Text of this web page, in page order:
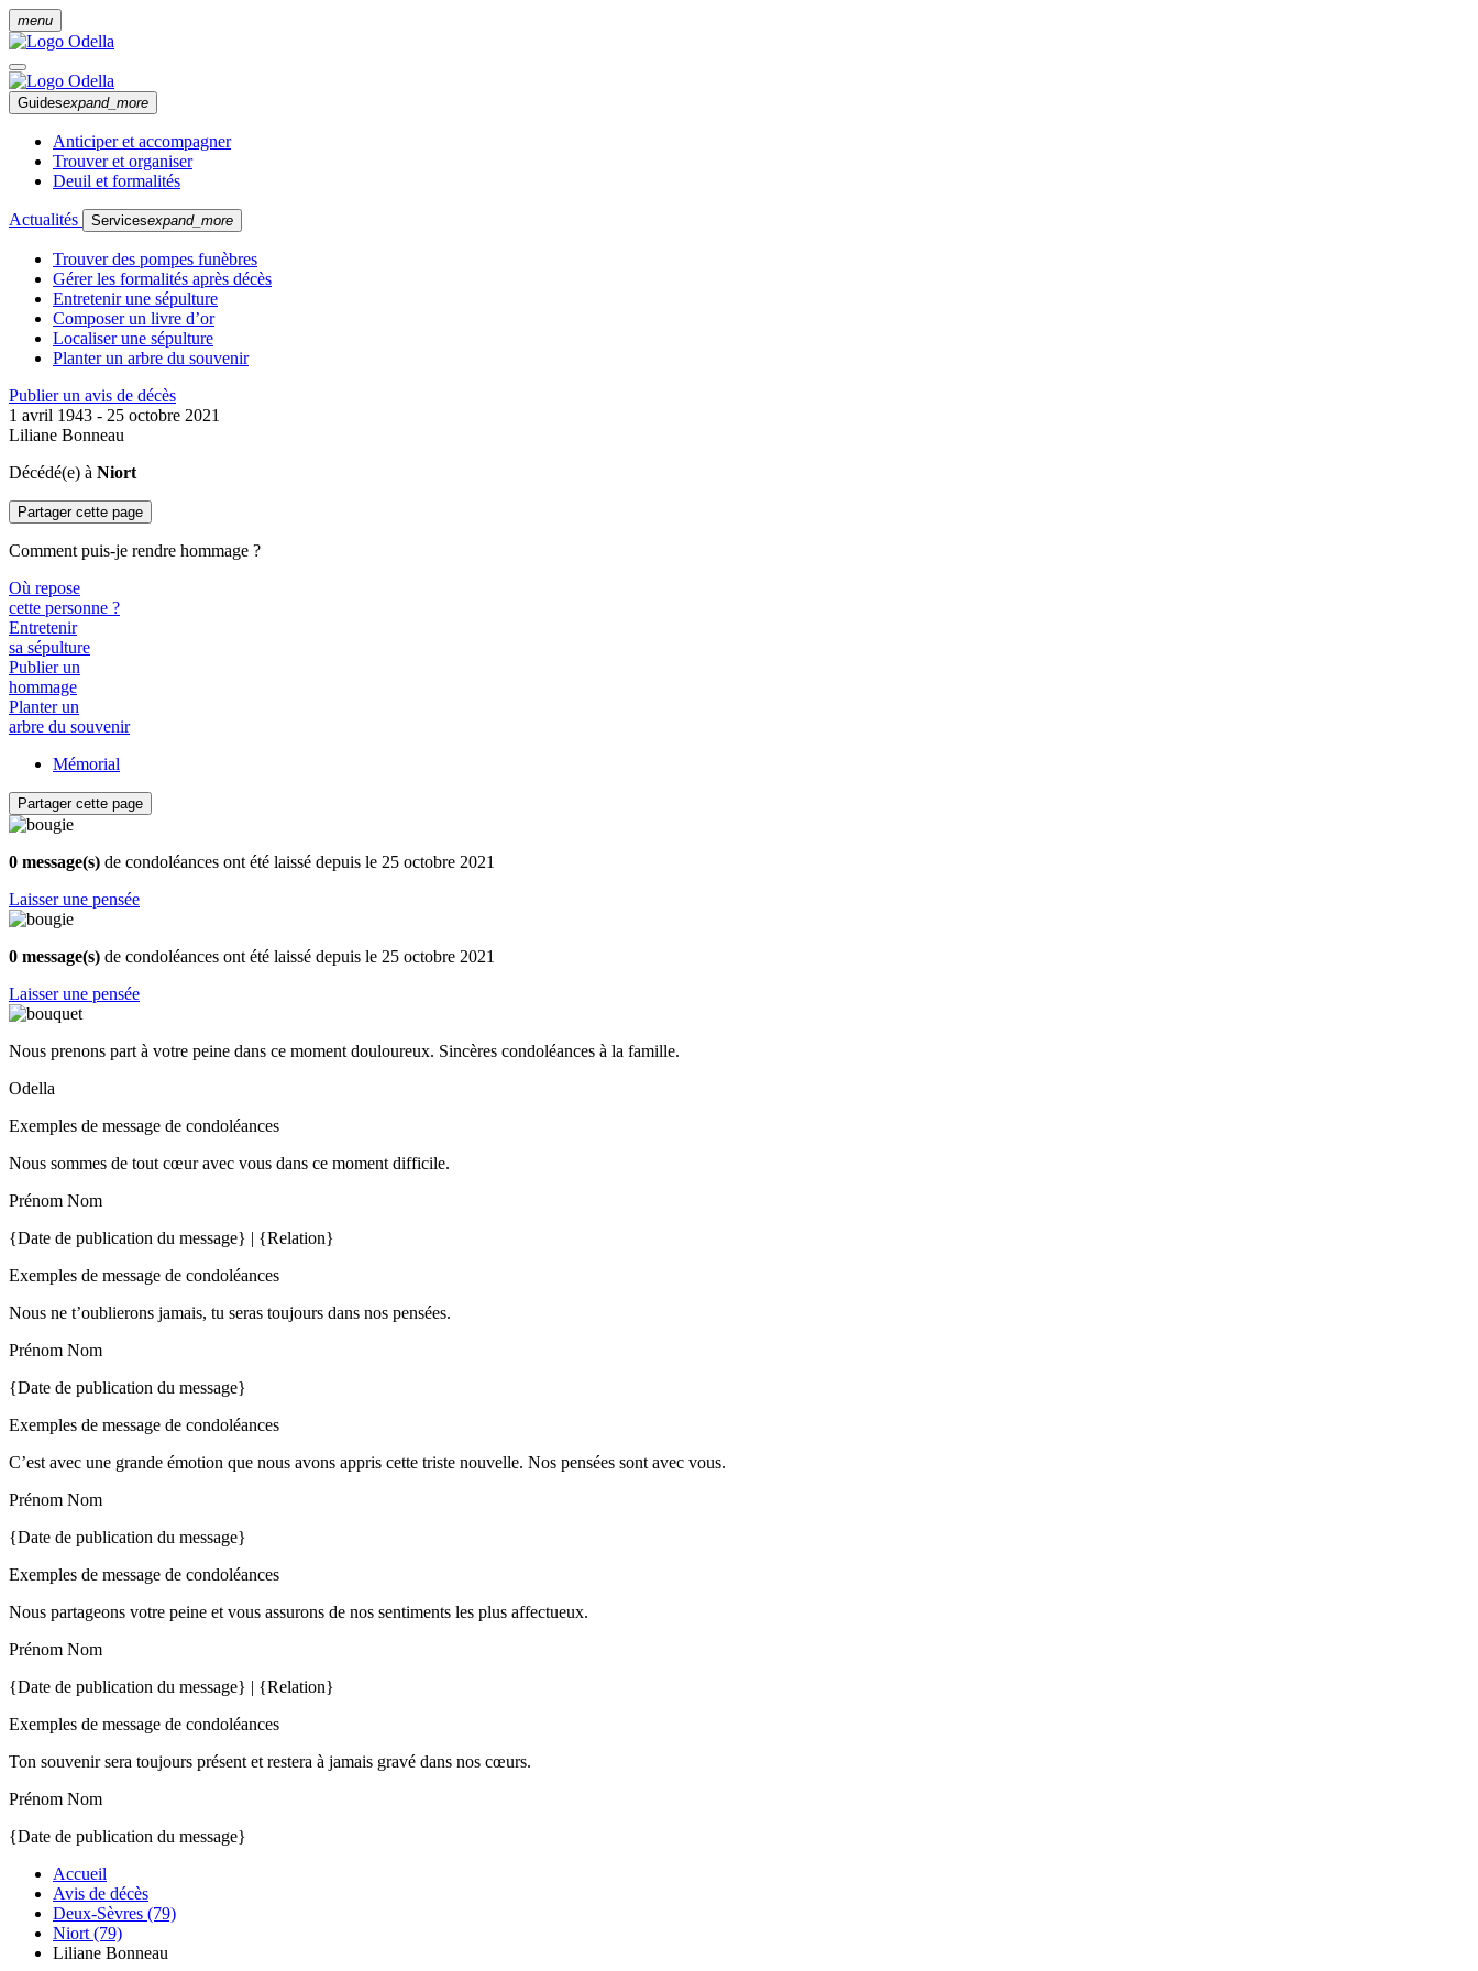
menu
Guidesexpand_more
Anticiper et accompagner
Trouver et organiser
Deuil et formalités
Actualités Servicesexpand_more
Trouver des pompes funèbres
Gérer les formalités après décès
Entretenir une sépulture
Composer un livre d’or
Localiser une sépulture
Planter un arbre du souvenir
Publier un avis de décès
1 avril 1943 - 25 octobre 2021
Liliane Bonneau
Décédé(e) à Niort
Partager cette page
Comment puis-je rendre hommage ?
Où repose
cette personne ?
Entretenir
sa sépulture
Publier un
hommage
Planter un
arbre du souvenir
Mémorial
Partager cette page
0 message(s) de condoléances ont été laissé depuis le 25 octobre 2021
Laisser une pensée
0 message(s) de condoléances ont été laissé depuis le 25 octobre 2021
Laisser une pensée
Nous prenons part à votre peine dans ce moment douloureux. Sincères condoléances à la famille.
Odella
Exemples de message de condoléances
Nous sommes de tout cœur avec vous dans ce moment difficile.
Prénom Nom
{Date de publication du message} | {Relation}
Exemples de message de condoléances
Nous ne t’oublierons jamais, tu seras toujours dans nos pensées.
Prénom Nom
{Date de publication du message}
Exemples de message de condoléances
C’est avec une grande émotion que nous avons appris cette triste nouvelle. Nos pensées sont avec vous.
Prénom Nom
{Date de publication du message}
Exemples de message de condoléances
Nous partageons votre peine et vous assurons de nos sentiments les plus affectueux.
Prénom Nom
{Date de publication du message} | {Relation}
Exemples de message de condoléances
Ton souvenir sera toujours présent et restera à jamais gravé dans nos cœurs.
Prénom Nom
{Date de publication du message}
Accueil
Avis de décès
Deux-Sèvres (79)
Niort (79)
Liliane Bonneau